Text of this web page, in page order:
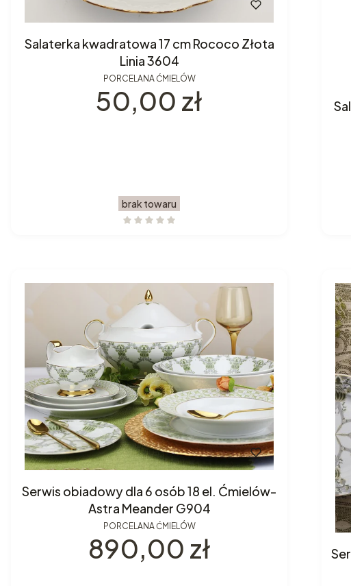
Salaterka kwadratowa 17 cm Rococo Złota
Linia 3604
PORCELANA ĆMIELÓW
Cena
50,00 zł
brak towaru
Serwis obiadowy dla 6 osób 18 el. Ćmielów-
Astra Meander G904
PORCELANA ĆMIELÓW
Cena
890,00 zł